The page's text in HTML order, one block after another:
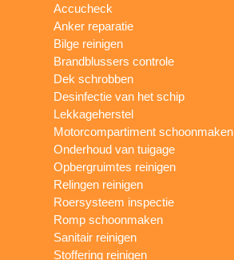
Accucheck
Anker reparatie
Bilge reinigen
Brandblussers controle
Dek schrobben
Desinfectie van het schip
Lekkageherstel
Motorcompartiment schoonmaken
Onderhoud van tuigage
Opbergruimtes reinigen
Relingen reinigen
Roersysteem inspectie
Romp schoonmaken
Sanitair reinigen
Stoffering reinigen